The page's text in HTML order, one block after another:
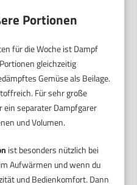
Portionen
für die Woche ist Dampf
gleichzeitig
Gemüse als Beilage.
Für sehr große
ein separater Dampfgarer
und Volumen.
ist besonders nützlich bei
Aufwärmen und wenn du
und Bedienkomfort. Dann